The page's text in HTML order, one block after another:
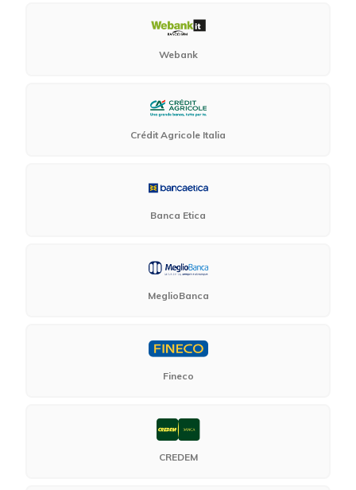
Webank
Crédit Agricole Italia
Banca Etica
MeglioBanca
Fineco
CREDEM